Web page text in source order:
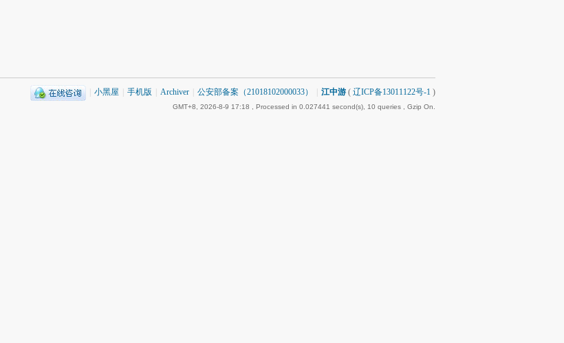
小黑屋 手机版 Archiver 公安部备案（21018102000033） 江中游 ( 辽ICP备13011122号-1 )
GMT+8, 2026-8-9 17:18 , Processed in 0.027441 second(s), 10 queries , Gzip On.